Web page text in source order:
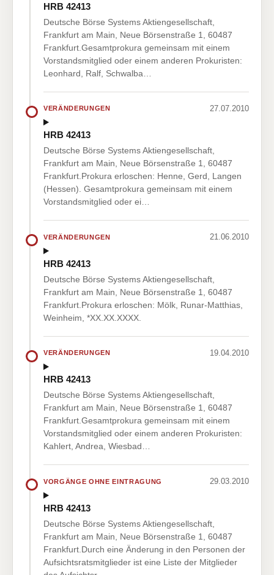
HRB 42413
Deutsche Börse Systems Aktiengesellschaft,
Frankfurt am Main, Neue Börsenstraße 1, 60487
Frankfurt.Gesamtprokura gemeinsam mit einem
Vorstandsmitglied oder einem anderen Prokuristen:
Leonhard, Ralf, Schwalba…
VERÄNDERUNGEN 27.07.2010
HRB 42413
Deutsche Börse Systems Aktiengesellschaft,
Frankfurt am Main, Neue Börsenstraße 1, 60487
Frankfurt.Prokura erloschen: Henne, Gerd, Langen
(Hessen). Gesamtprokura gemeinsam mit einem
Vorstandsmitglied oder ei…
VERÄNDERUNGEN 21.06.2010
HRB 42413
Deutsche Börse Systems Aktiengesellschaft,
Frankfurt am Main, Neue Börsenstraße 1, 60487
Frankfurt.Prokura erloschen: Mölk, Runar-Matthias,
Weinheim, *XX.XX.XXXX.
VERÄNDERUNGEN 19.04.2010
HRB 42413
Deutsche Börse Systems Aktiengesellschaft,
Frankfurt am Main, Neue Börsenstraße 1, 60487
Frankfurt.Gesamtprokura gemeinsam mit einem
Vorstandsmitglied oder einem anderen Prokuristen:
Kahlert, Andrea, Wiesbad…
VORGÄNGE OHNE EINTRAGUNG 29.03.2010
HRB 42413
Deutsche Börse Systems Aktiengesellschaft,
Frankfurt am Main, Neue Börsenstraße 1, 60487
Frankfurt.Durch eine Änderung in den Personen der
Aufsichtsratsmitglieder ist eine Liste der Mitglieder